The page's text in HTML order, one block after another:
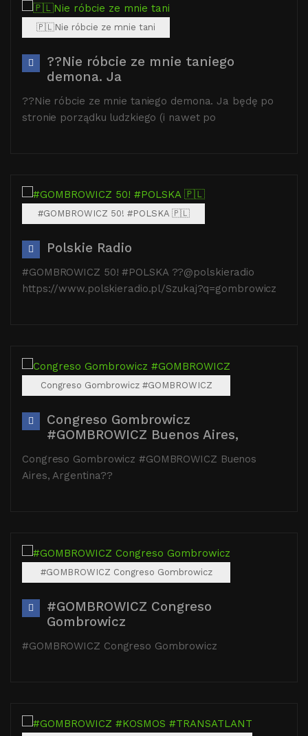
🇵🇱Nie róbcie ze mnie tani
??Nie róbcie ze mnie taniego
demona. Ja
??Nie róbcie ze mnie taniego demona. Ja będę po
stronie porządku ludzkiego (i nawet po
#GOMBROWICZ 50! #POLSKA 🇵🇱
Polskie Radio
#GOMBROWICZ 50! #POLSKA ??@polskieradio
https://www.polskieradio.pl/Szukaj?q=gombrowicz
Congreso Gombrowicz #GOMBROWICZ
Congreso Gombrowicz
#GOMBROWICZ Buenos Aires,
Congreso Gombrowicz #GOMBROWICZ Buenos
Aires, Argentina??
#GOMBROWICZ Congreso Gombrowicz
#GOMBROWICZ Congreso
Gombrowicz
#GOMBROWICZ Congreso Gombrowicz